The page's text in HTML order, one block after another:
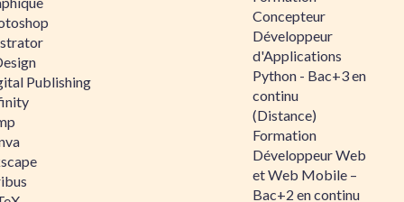
Publishing
Concepteur
Développeur
d'Applications
Python - Bac+3 en
continu
(Distance)
Formation
Développeur Web
et Web Mobile –
Bac+2 en continu